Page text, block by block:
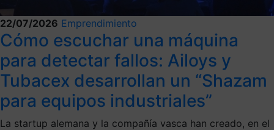
22/07/2026 Emprendimiento
Cómo escuchar una máquina
para detectar fallos: Ailoys y
Tubacex desarrollan un “Shazam
para equipos industriales”
La startup alemana y la compañía vasca han creado, en el